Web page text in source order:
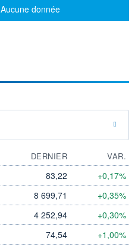
Message d'information
Aucune donnée
DERNIER
VAR.
83,22 +0,17%
8 699,71 +0,35%
4 252,94 +0,30%
74,54 +1,00%